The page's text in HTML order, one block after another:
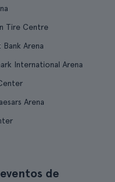
Tire Centre
Bank Arena
International Arena
Arena
de